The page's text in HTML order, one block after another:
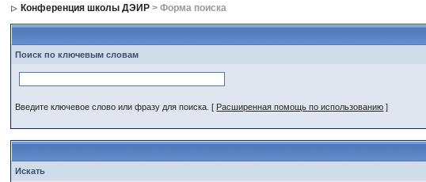
Конференция школы ДЭИР > Форма поиска
Поиск по ключевым словам
Введите ключевое слово или фразу для поиска. [ Расширенная помощь по использованию ]
Искать